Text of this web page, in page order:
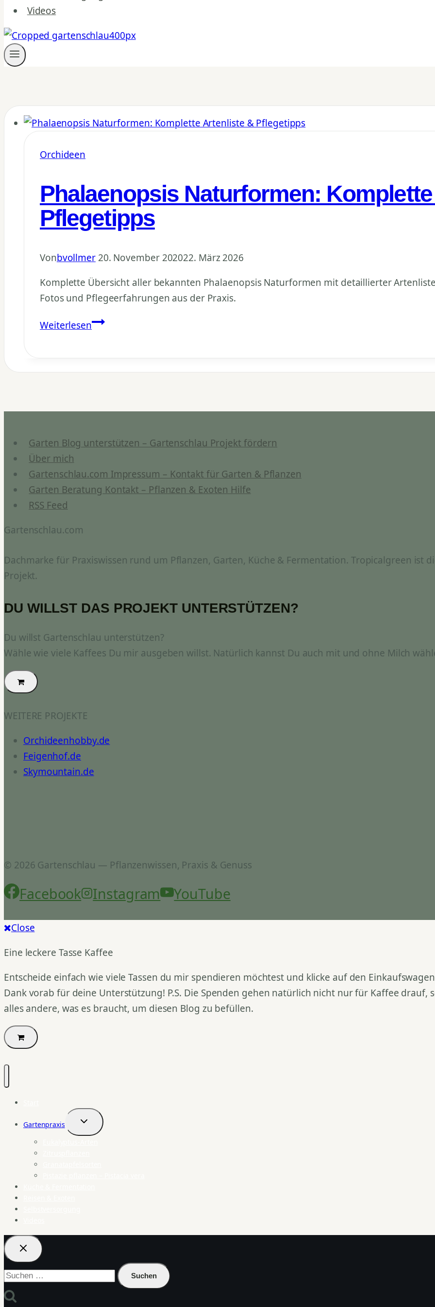
Videos
Orchideen
Phalaenopsis Naturformen:
Pflegetipps
Vonbvollmer 20. November 202022. März 2026
Komplette Übersicht aller bekannten Phalaenopsis Naturformen mit detaillierter
Fotos und Pflegeerfahrungen aus der Praxis.
WeiterlesenPhalaenopsis
Artenliste
Garten Blog unterstützen – Gartenschlau Projekt fördern
Über mich
Gartenschlau.com Impressum – Kontakt für Garten & Pflanzen
Garten Beratung Kontakt – Pflanzen & Exoten Hilfe
RSS Feed
Gartenschlau.com
Dachmarke für Praxiswissen rund um Pflanzen, Garten, Küche & Fermentation. Tropicalgreen ist
Projekt.
DU WILLST DAS PROJEKT UNTERSTÜTZEN?
Du willst Gartenschlau unterstützen?
Wähle wie viele Kaffees Du mir ausgeben willst. Natürlich kannst Du auch mit und ohne Milch
WEITERE PROJEKTE
Orchideenhobby.de
Feigenhof.de
Skymountain.de
© 2026 Gartenschlau — Pflanzenwissen, Praxis & Genuss
Facebook Instagram YouTube
Close
Eine leckere Tasse Kaffee
Entscheide einfach wie viele Tassen du mir spendieren möchtest und klicke auf den
Dank vorab für deine Unterstützung! P.S. Die Spenden gehen natürlich nicht nur für Kaffee drauf,
alles andere, was es braucht, um diesen Blog zu befüllen.
Gartenpraxis
Untermenü
umschalten
Suchen
nach: